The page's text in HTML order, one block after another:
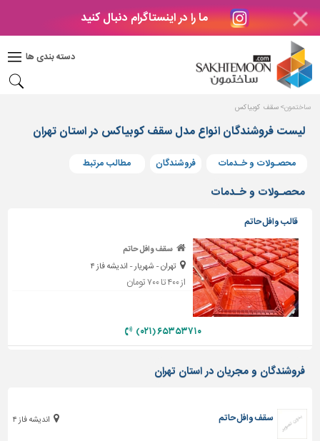
ما را در اینستاگرام دنبال کنید
دسته بندی ها
دکوراسیون
بتن
های
بتنی
و
پنجره
ساختمانی
پله،
نرده
و
حفاظ
سنگ
بهداشتی
ساختمون سقف کوبیاکس
لیست فروشندگان انواع مدل سقف کوبیاکس در استان تهران
محصـولات و خـدمات فروشندگان مطالب مرتبط
محصـولات و خـدمات
قالب وافل حاتم
سقف وافل حاتم
تهران - شهریار - اندیشه فاز ۴
از ۴۰۰ تا ۷۰۰ تومان
۶۵۳۵۳۷۱۰ (۰۲۱)
فروشندگان و مجریان در استان تهران
اندیشه فاز ۴ سقف وافل حاتم